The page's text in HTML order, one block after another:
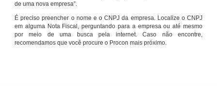
de uma nova empresa”.
É preciso preencher o nome e o CNPJ da empresa. Localize o CNPJ
em alguma Nota Fiscal, perguntando para a empresa ou até mesmo
por meio de uma busca pela internet. Caso não encontre,
recomendamos que você procure o Procon mais próximo.